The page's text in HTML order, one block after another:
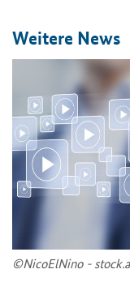
Wei­te­re News
©Ni­co­ElNi­no -